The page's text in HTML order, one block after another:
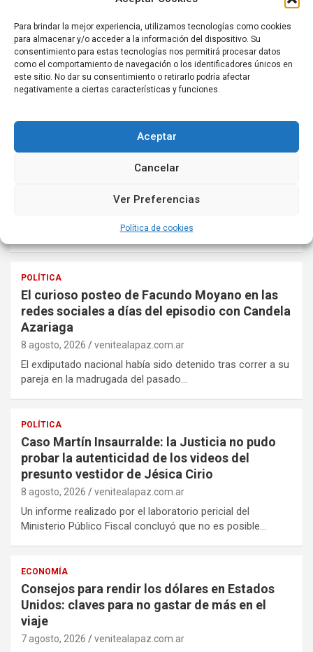
Para brindar la mejor experiencia, utilizamos tecnologías como cookies
para almacenar y/o acceder a la información del dispositivo. Su
consentimiento para estas tecnologías nos permitirá procesar datos
como el comportamiento de navegación o los identificadores únicos en
este sitio. No dar su consentimiento o retirarlo podría afectar
negativamente a ciertas características y funciones.
Aceptar
Cancelar
Ver Preferencias
Política de cookies
del 50% en un año
8 agosto, 2026 venitealapaz.com.ar
En el AMBA los valores disminuyeron, pero otras
provincias evidenciaron aumentos respecto a junio. Los
Inflación: analistas esperan un dato cercano al
venitealapaz.com.ar
servicios y factores estacionales. Los analistas…
POLÍTICA
El curioso posteo de Facundo Moyano en las
redes sociales a días del episodio con Candela
Azariaga
8 agosto, 2026 venitealapaz.com.ar
El exdiputado nacional había sido detenido tras correr a su
pareja en la madrugada del pasado…
POLÍTICA
Caso Martín Insaurralde: la Justicia no pudo
probar la autenticidad de los videos del
presunto vestidor de Jésica Cirio
8 agosto, 2026 venitealapaz.com.ar
Un informe realizado por el laboratorio pericial del
Ministerio Público Fiscal concluyó que no es posible…
ECONOMÍA
Consejos para rendir los dólares en Estados
Unidos: claves para no gastar de más en el
viaje
7 agosto, 2026 venitealapaz.com.ar